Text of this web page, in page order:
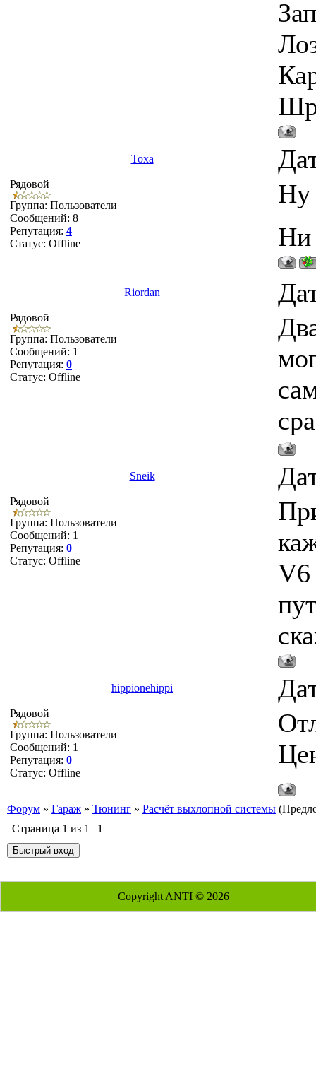
Toxa
Рядовой
Группа: Пользователи
Сообщений: 8
Репутация: 4
Статус: Offline
Ну
Ни
Riordan
Рядовой
Группа: Пользователи
Сообщений: 1
Репутация: 0
Статус: Offline
Sneik
Рядовой
Группа: Пользователи
Сообщений: 1
Репутация: 0
Статус: Offline
V6
hippionehippi
Рядовой
Группа: Пользователи
Сообщений: 1
Репутация: 0
Статус: Offline
Форум » Гараж » Тюнинг » Расчёт выхлопной системы
Страница 1 из 1 1
Copyright ANTI © 2026